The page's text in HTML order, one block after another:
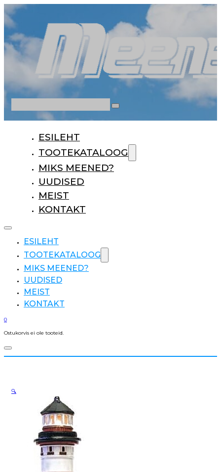
ESILEHT
TOOTEKATALOOG
MIKS MEENED?
UUDISED
MEIST
KONTAKT
ESILEHT
TOOTEKATALOOG
MIKS MEENED?
UUDISED
MEIST
KONTAKT
0
Ostukorvis ei ole tooteid.
🔍